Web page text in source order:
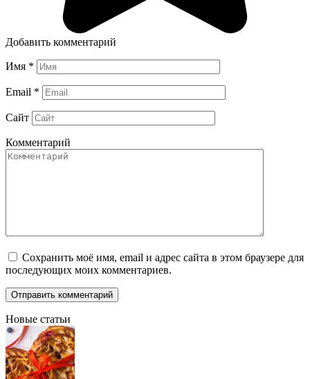
Добавить комментарий
Имя *
Email *
Сайт
Комментарий
Сохранить моё имя, email и адрес сайта в этом браузере для
последующих моих комментариев.
Новые статьи